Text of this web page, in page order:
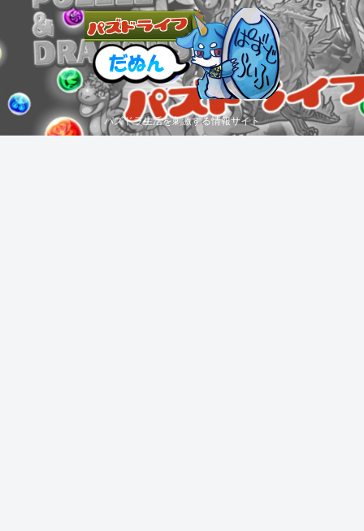
パズドラ生活を刺激する情報サイト